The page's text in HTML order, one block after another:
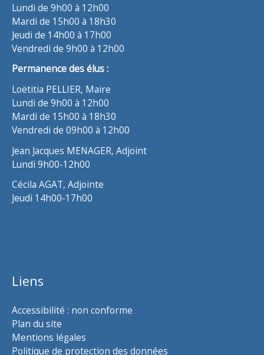
Lundi de 9h00 à 12h00
Mardi de 15h00 à 18h30
Jeudi de 14h00 à 17h00
Vendredi de 9h00 à 12h00
Permanence des élus :
Loëtitia PELLIER, Maire
Lundi de 9h00 à 12h00
Mardi de 15h00 à 18h30
Vendredi de 09h00 à 12h00
Jean Jacques MENAGER, Adjoint
Lundi 9h00-12h00
Cécila AGAT, Adjointe
Jeudi 14h00-17h00
Liens
Accessibilité : non conforme
Plan du site
Mentions légales
Politique de protection des données